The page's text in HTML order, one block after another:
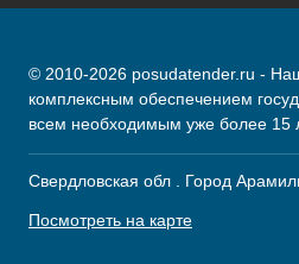
© 2010-2026 posudatender.ru -
комплексным обеспечением
всем необходимым уже более 15
Свердловская обл . Город
Посмотреть на карте